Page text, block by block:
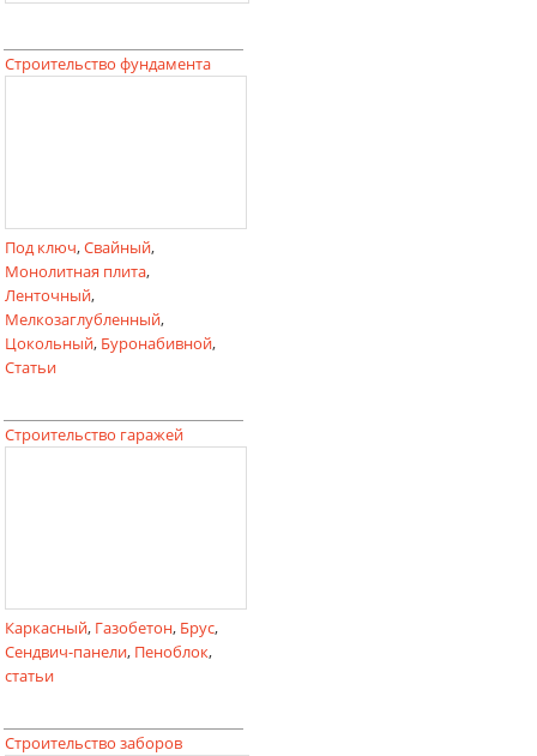
Строительство фундамента
Под ключ,Свайный,
Монолитная плита,
Ленточный,
Мелкозаглубленный,
Цокольный, Буронабивной,
Статьи
Строительство гаражей
Каркасный, Газобетон, Брус,
Сендвич-панели, Пеноблок,
статьи
Строительство заборов